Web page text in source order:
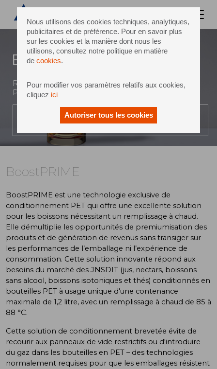
Nous utilisons des cookies techniques, analytiques,
publicitaires et de préférence. Pour en savoir plus
sur les cookies et la manière dont nous les
utilisons, consultez notre politique en matière
de cookies.
Pour modifier vos paramètres relatifs aux cookies,
cliquez ici
Autoriser tous les cookies
BoostPRIME
Remplissage à chaud de boissons en bouteilles
PET : premiumisation et génération de revenus
LIRE LA VIDÉO
BoostPRIME
BoostPRIME est une technologie exclusive de
conditionnement PET qui offre une excellente solution
pour les boissons nécessitant un remplissage à chaud.
Elle démultiplie les opportunités de premiumisation des
produits et de génération de revenus sans transiger sur
les performances de l’emballage ni l’expérience de
consommation. Cette solution innovante répond aux
besoins du marché des JNSDIT (jus, nectars, boissons
sans alcool, boissons isotoniques et thés) conditionnés en
bouteilles PET à usage unique d'une contenance
maximale de 1,2 litre, avec un remplissage à chaud de 85 à
88 °C.
Cette solution de conditionnement brevetée évite de
recourir aux panneaux de vide restrictifs ou d'introduire
du gaz dans les bouteilles en PET – des technologies
normalement requises pour que les emballages résistent